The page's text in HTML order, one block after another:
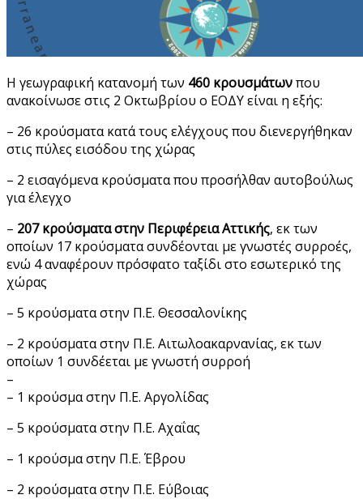
Η γεωγραφική κατανομή των 460 κρουσμάτωνπου
ανακοίνωσε στις 2 Οκτωβρίου ο ΕΟΔΥ είναι η εξής:
– 26 κρούσματα κατά τους ελέγχους που διενεργήθηκαν
στις πύλες εισόδου της χώρας
– 2 εισαγόμενα κρούσματα που προσήλθαν αυτοβούλως
για έλεγχο
– 207 κρούσματα στην Περιφέρεια Αττικής, εκ των
οποίων 17 κρούσματα συνδέονται με γνωστές συρροές,
ενώ 4 αναφέρουν πρόσφατο ταξίδι στο εσωτερικό της
χώρας
– 5 κρούσματα στην Π.Ε. Θεσσαλονίκης
– 2 κρούσματα στην Π.Ε. Αιτωλοακαρνανίας, εκ των
οποίων 1 συνδέεται με γνωστή συρροή
–
– 1 κρούσμα στην Π.Ε. Αργολίδας
– 5 κρούσματα στην Π.Ε. Αχαΐας
– 1 κρούσμα στην Π.Ε. Έβρου
– 2 κρούσματα στην Π.Ε. Εύβοιας